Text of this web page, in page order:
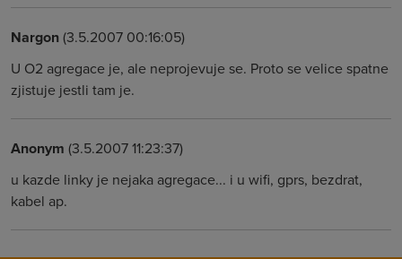
Nargon(3.5.2007 00:16:05)
U O2 agregace je, ale neprojevuje se. Proto se velice spatne
zjistuje jestli tam je.
Anonym (3.5.2007 11:23:37)
u kazde linky je nejaka agregace... i u wifi, gprs, bezdrat,
kabel ap.